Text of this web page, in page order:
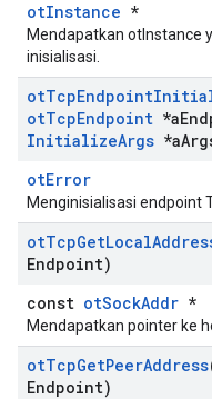
otInstance *
Mendapatkan otInstance
inisialisasi.
otTcpEndpoint
otTcpEndpoint *a
InitializeArgs *a
otError
Menginisialisasi endpoint
otTcpGetLocal
Endpoint)
const otSockAddr *
Mendapatkan pointer ke
otTcpGetPeerAddress
Endpoint)